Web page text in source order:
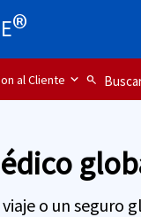
®
al Cliente search
o un